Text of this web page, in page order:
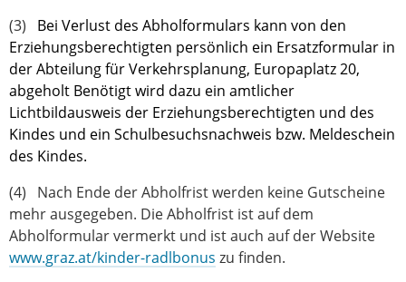
(3) Bei Verlust des Abholformulars kann von den
Erziehungsberechtigten persönlich ein Ersatzformular in
der Abteilung für Verkehrsplanung, Europaplatz 20,
abgeholt Benötigt wird dazu ein amtlicher
Lichtbildausweis der Erziehungsberechtigten und des
Kindes und ein Schulbesuchsnachweis bzw. Meldeschein
des Kindes.
(4) Nach Ende der Abholfrist werden keine Gutscheine
mehr ausgegeben. Die Abholfrist ist auf dem
Abholformular vermerkt und ist auch auf der Website
www.graz.at/kinder-radlbonus zu finden.